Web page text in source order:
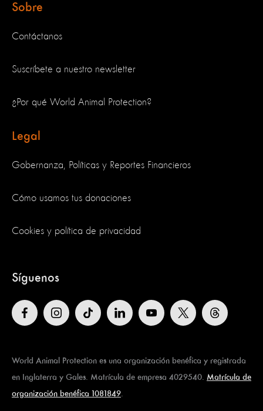
Sobre
Contáctanos
Suscríbete a nuestro newsletter
¿Por qué World Animal Protection?
Legal
Gobernanza, Políticas y Reportes Financieros
Cómo usamos tus donaciones
Cookies y política de privacidad
Síguenos
World Animal Protection es una organización benéfica y registrada
en Inglaterra y Gales. Matrícula de empresa 4029540. Matrícula de
organización benéfica 1081849